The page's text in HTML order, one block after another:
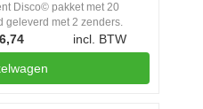
Disco© pakket met 20
geleverd met 2 zenders.
incl. BTW